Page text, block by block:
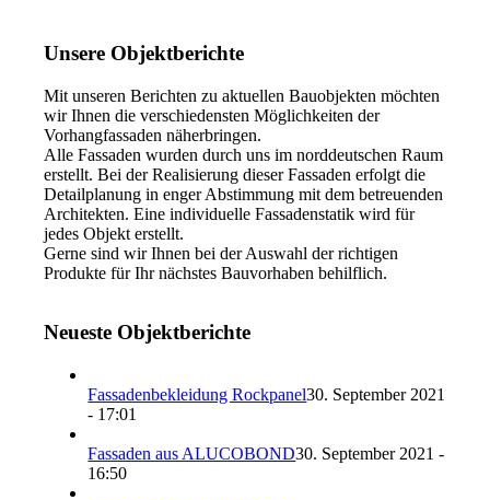
Unsere Objektberichte
Mit unseren Berichten zu aktuellen Bauobjekten möchten
wir Ihnen die verschiedensten Möglichkeiten der
Vorhangfassaden näherbringen.
Alle Fassaden wurden durch uns im norddeutschen Raum
erstellt. Bei der Realisierung dieser Fassaden erfolgt die
Detailplanung in enger Abstimmung mit dem betreuenden
Architekten. Eine individuelle Fassadenstatik wird für
jedes Objekt erstellt.
Gerne sind wir Ihnen bei der Auswahl der richtigen
Produkte für Ihr nächstes Bauvorhaben behilflich.
Neueste Objektberichte
Fassadenbekleidung Rockpanel30. September 2021
- 17:01
Fassaden aus ALUCOBOND30. September 2021 -
16:50